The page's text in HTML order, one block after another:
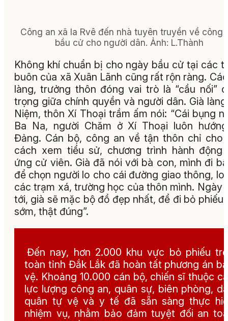
Công an xã Ia Rvê đến nhà tuyên truyền về công
bầu cử cho người dân. Ảnh: L.Thành
Không khí chuẩn bị cho ngày bầu cử tại các
buôn của xã Xuân Lãnh cũng rất rộn ràng.
làng, trưởng thôn đóng vai trò là “cầu nối”
trọng giữa chính quyền và người dân. Già
Niệm, thôn Xí Thoại trầm ấm nói: “Cái bụng
Ba Na, người Chăm ở Xí Thoại luôn
Đảng. Cán bộ, công an về tận thôn chỉ cho
cách xem tiểu sử, chương trình hành động
ứng cử viên. Già đã nói với bà con, mình đi
để chọn người lo cho cái đường giao thông, lo
các trạm xá, trường học của thôn mình. Ngày
tới, già sẽ mặc bộ đồ đẹp nhất, để đi bỏ phiếu
sớm, thật đúng”.
Đến nay, hơn 2.000 khu vực bỏ phiếu
toàn tỉnh Đắk Lắk đã hoàn tất phương án
vệ. Khoảng 10.000 cán bộ, chiến sĩ thuộc
lực lượng công an, quân sự, biên phòng,
quân tự vệ và y tế đã sẵn sàng thực
nhiệm vụ, nhằm bảo đảm tuyệt đối an